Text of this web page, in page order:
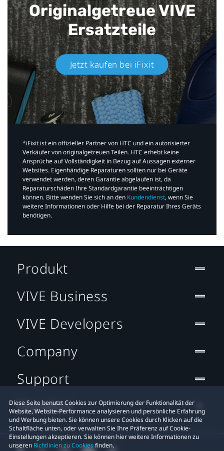
Originalgetreue VIVE
Ersatzteile
Jetzt kaufen bei iFixit​
*iFixit ist ein offizieller Partner von HTC und ein autorisierter
Verkäufer von originalgetreuen Teilen. HTC erhebt keine
Ansprüche auf Vollständigkeit in Bezug auf Aussagen externer
Websites. Eigenhändige Reparaturen sollten nur bei Geräte
verwendet werden, deren Garantie abgelaufen ist, da
Reparaturschäden Ihre Standardgarantie beeinträchtigen
können. Bitte wenden Sie sich an den Kundendienst, wenn Sie
weitere Informationen oder Hilfe bei der Reparatur Ihres Geräts
benötigen.​
Diese Seite benutzt Cookies zur Optimierung der Funktionalität der
Website, Website-Performance analysieren und persönliche Erfahrung
und Werbung bieten. Sie können unsere Cookies durch Klicken auf die
Schaltfläche unten, oder verwalten Sie Ihre Präferenz auf Cookie-
Einstellungen akzeptieren. Sie können hier weitere Informationen zu
unseren Richtlinien zu Cookiesfinden.
Produkt
VIVE Business
VIVE Developers
Company
Support
Standort